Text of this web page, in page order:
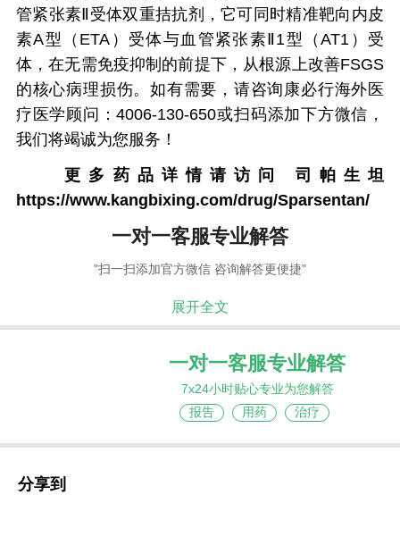
管紧张素Ⅱ受体双重拮抗剂，它可同时精准靶向内皮
素A型（ETA）受体与血管紧张素Ⅱ1型（AT1）受
体，在无需免疫抑制的前提下，从根源上改善FSGS
的核心病理损伤。如有需要，请咨询康必行海外医
疗医学顾问：4006-130-650或扫码添加下方微信，
我们将竭诚为您服务！
更多药品详情请访问 司帕生坦
https://www.kangbixing.com/drug/Sparsentan/
一对一客服专业解答
"扫一扫添加官方微信 咨询解答更便捷"
展开全文
一对一客服专业解答
7x24小时贴心专业为您解答
报告
用药 治疗
分享到